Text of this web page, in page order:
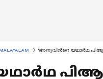
'അനുവിന്‍റെ യഥാര്‍ഥ